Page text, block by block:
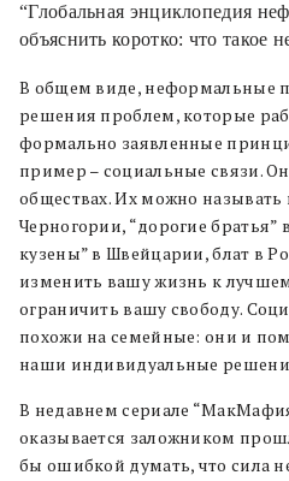
“Глобальная энциклопедия
объяснить коротко: что такое
В общем виде, неформальные
решения проблем, которые
формально заявленные
пример – социальные связи.
обществах.Их можно называть
Черногории, “дорогие
кузены” в Швейцарии, блат в
изменить вашу жизнь к
ограничить вашу свободу.
похожи на семейные: они и
наши индивидуальные
В недавнем сериале
оказывается заложником
бы ошибкой думать, что сила